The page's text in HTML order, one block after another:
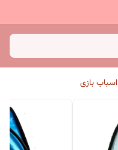
اسباب بازی